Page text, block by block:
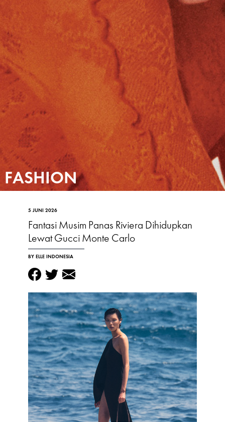
FASHION
5 JUNI 2026
Fantasi Musim Panas Riviera Dihidupkan
Lewat Gucci Monte Carlo
BY ELLE INDONESIA